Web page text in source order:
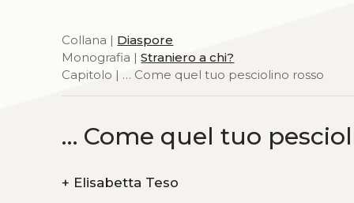
Collana | Diaspore
Monografia |Straniero a chi?
Capitolo | … Come quel tuo pesciolino rosso
… Come quel tuo
+ Elisabetta Teso